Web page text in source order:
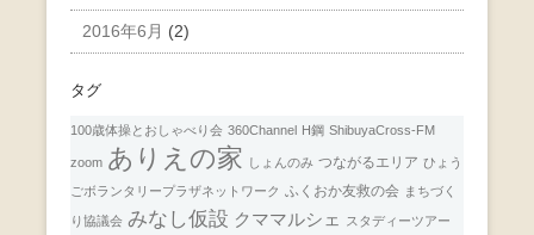
2016年6月 (2)
タグ
100歳体操とおしゃべり会 360Channel H鋼 ShibuyaCross-FM
zoom ありえの家 しょんのみ つながるエリア ひょう
ごボランタリープラザネットワーク ふくおか友救の会 まちづく
り協議会 みなし仮設 クママルシェ
スタディーツアー